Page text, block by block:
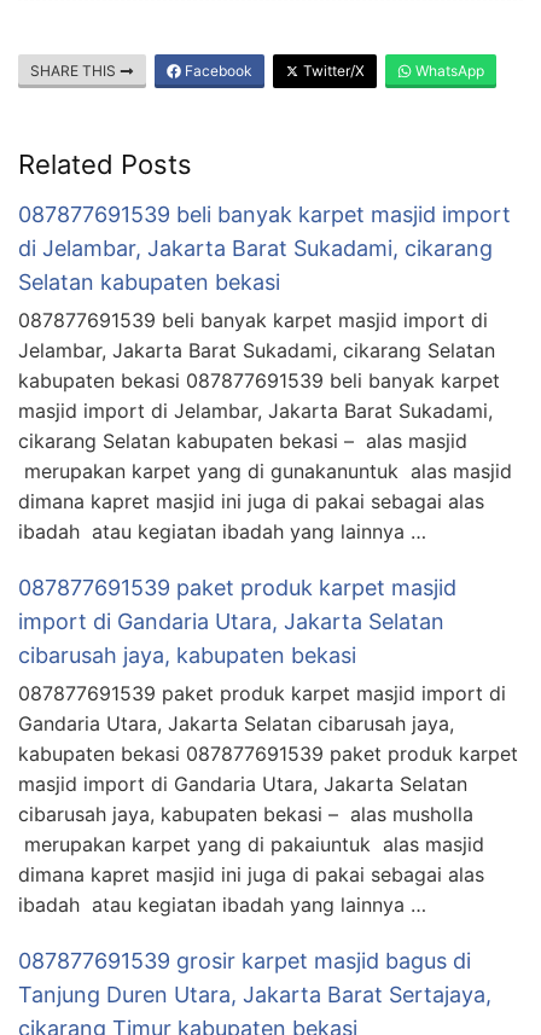
SHARE THIS Facebook Twitter/X WhatsApp
Related Posts
087877691539 beli banyak karpet masjid import
di Jelambar, Jakarta Barat Sukadami, cikarang
Selatan kabupaten bekasi
087877691539 beli banyak karpet masjid import di
Jelambar, Jakarta Barat Sukadami, cikarang Selatan
kabupaten bekasi 087877691539 beli banyak karpet
masjid import di Jelambar, Jakarta Barat Sukadami,
cikarang Selatan kabupaten bekasi – alas masjid
merupakan karpet yang di gunakanuntuk alas masjid
dimana kapret masjid ini juga di pakai sebagai alas
ibadah atau kegiatan ibadah yang lainnya …
087877691539 paket produk karpet masjid
import di Gandaria Utara, Jakarta Selatan
cibarusah jaya, kabupaten bekasi
087877691539 paket produk karpet masjid import di
Gandaria Utara, Jakarta Selatan cibarusah jaya,
kabupaten bekasi 087877691539 paket produk karpet
masjid import di Gandaria Utara, Jakarta Selatan
cibarusah jaya, kabupaten bekasi – alas musholla
merupakan karpet yang di pakaiuntuk alas masjid
dimana kapret masjid ini juga di pakai sebagai alas
ibadah atau kegiatan ibadah yang lainnya …
087877691539 grosir karpet masjid bagus di
Tanjung Duren Utara, Jakarta Barat Sertajaya,
cikarang Timur kabupaten bekasi